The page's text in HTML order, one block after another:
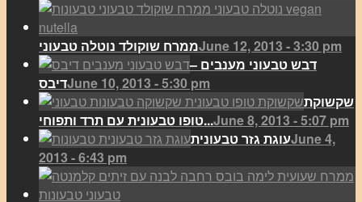
ממרח שוקולד נוטלה טבעוניJune 12, 2013 - 3:30 pm
דבש טבעוני מענבים –
דיבסJune 10, 2013 - 5:30 pm
שקשוקת
טופו טבעונית עם תרד ותפוחי...June 8, 2013 - 5:07 pm
עוגת גזר טבעוניתJune 4,
2013 - 6:43 pm